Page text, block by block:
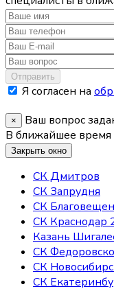
Отправить
Я согласен на
×
Ваш вопрос
В ближайшее время
Закрыть окно
СК Дмитров
СК Запрудня
СК
СК Краснодар
Казань
СК
СК
СК